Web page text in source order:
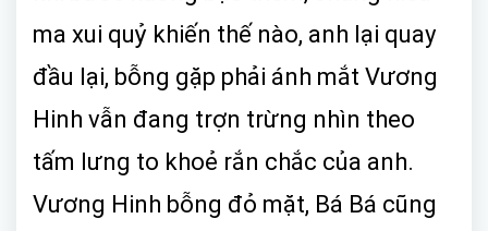
ma xui quỷ khiến thế nào, anh lại quay
đầu lại, bỗng gặp phải ánh mắt Vương
Hinh vẫn đang trợn trừng nhìn theo
tấm lưng to khoẻ rắn chắc của anh.
Vương Hinh bỗng đỏ mặt, Bá Bá cũng